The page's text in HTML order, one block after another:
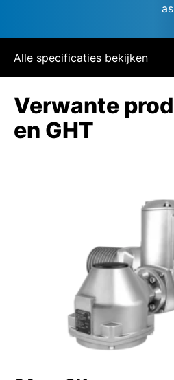
as
Alle specificaties bekijken
Verwante
en GHT